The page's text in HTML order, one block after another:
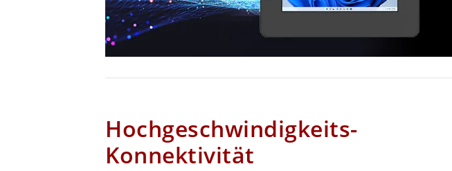
Hochgeschwindigkeits-
Konnektivität